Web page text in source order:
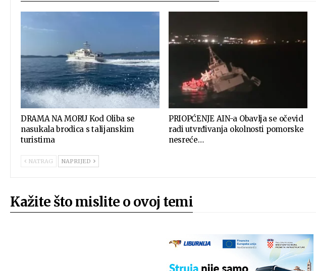
DRAMA NA MORU Kod Oliba se
nasukala brodica s talijanskim
turistima
PRIOPĆENJE AIN-a Obavlja se očevid
radi utvrđivanja okolnosti pomorske
nesreće…
NATRAG NAPRIJED
Kažite što mislite o ovoj temi